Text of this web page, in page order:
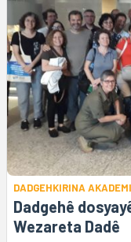
DADGEHKIRINA
Dadgehê
Wezareta Dadê